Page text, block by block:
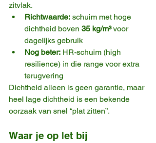
zitvlak.
Richtwaarde: schuim met hoge
dichtheid boven 35 kg/m³ voor
dagelijks gebruik
Nog beter: HR-schuim (high
resilience) in die range voor extra
terugvering
Dichtheid alleen is geen garantie, maar
heel lage dichtheid is een bekende
oorzaak van snel “plat zitten”.
Waar je op let bij